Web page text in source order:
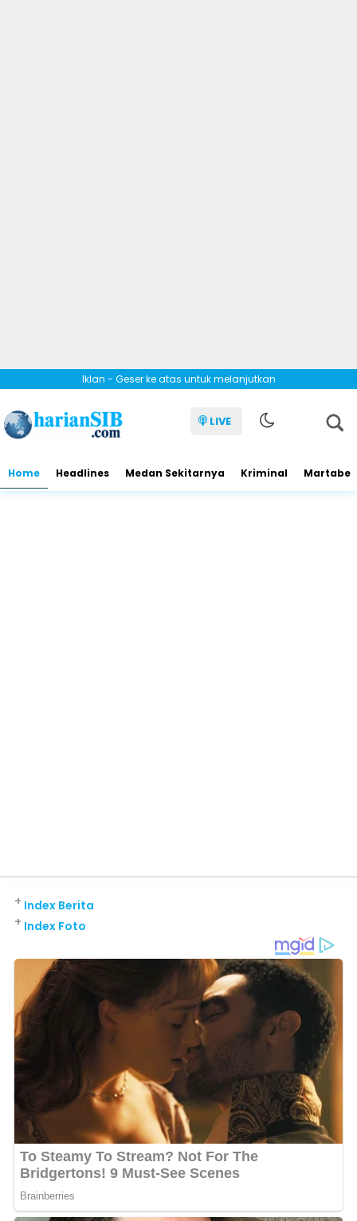
Iklan - Geser ke atas untuk melanjutkan
LIVE
Home Headlines Medan Sekitarnya Kriminal Martabe
Index Berita
+
Index Foto
+